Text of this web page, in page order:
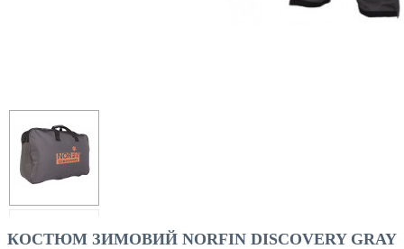
КОСТЮМ ЗИМОВИЙ NORFIN DISCOVERY GRAY